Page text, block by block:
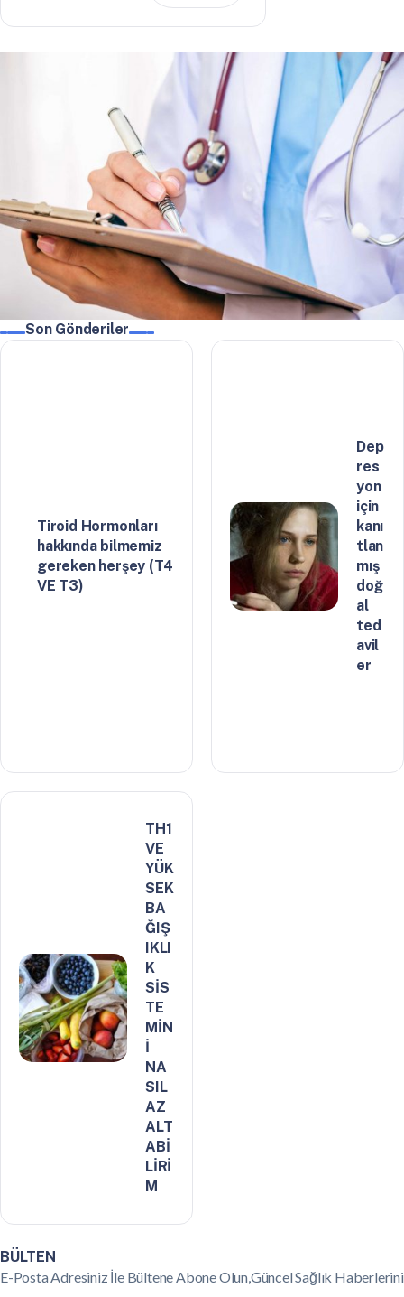
Son Gönderiler
Tiroid Hormonları
hakkında bilmemiz
gereken herşey (T4
VE T3)
Dep
res
yon
için
kanı
tlan
mış
doğ
al
ted
avil
er
TH1
VE
YÜK
SEK
BA
ĞIŞ
IKLI
K
SİS
TE
MİN
İ
NA
SIL
AZ
ALT
ABİ
LİRİ
M
BÜLTEN
E-Posta Adresiniz İle Bültene Abone Olun,Güncel Sağlık Haberlerini